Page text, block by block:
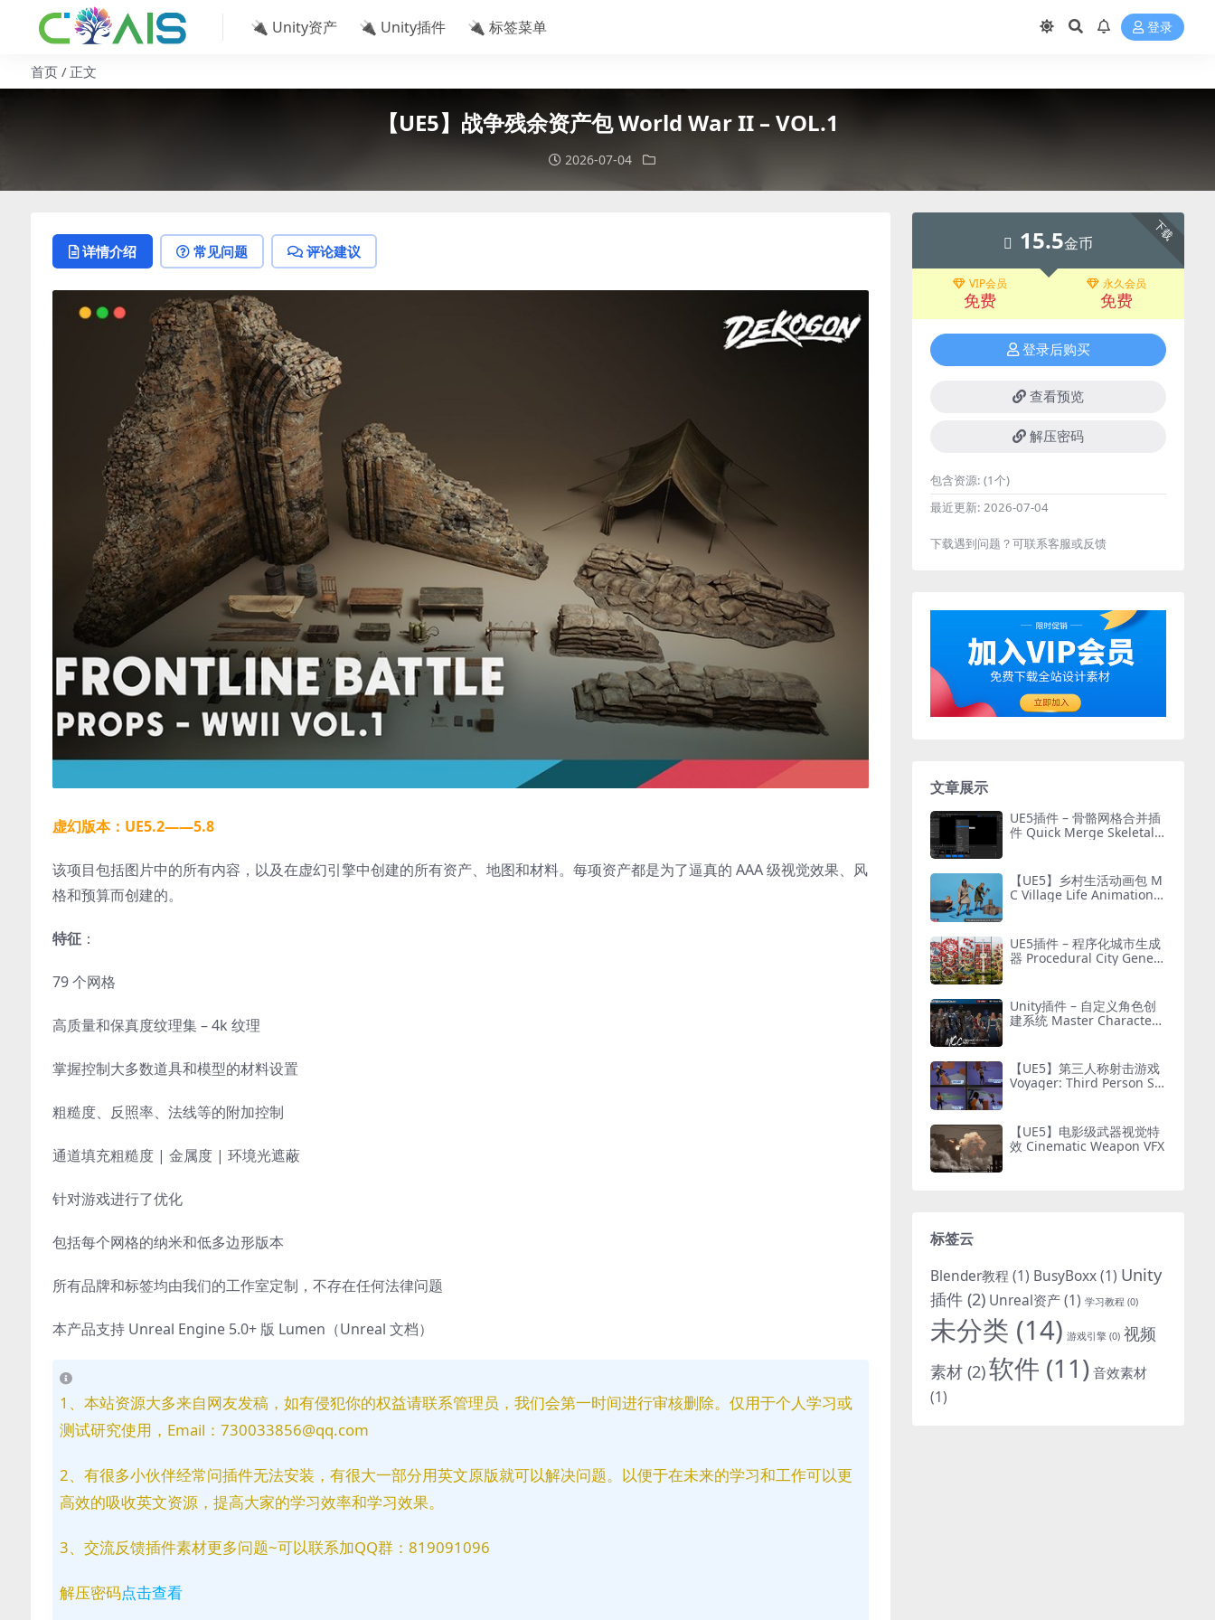
🔌 Unity资产 🔌 Unity插件 🔌 标签菜单 登录
首页 正文
【UE5】战争残余资产包 World War II – VOL.1
2026-07-04
详情介绍 常见问题 评论建议
虚幻版本：UE5.2——5.8
该项目包括图片中的所有内容，以及在虚幻引擎中创建的所有资产、地图和材料。每项资产都是为了逼真的 AAA 级视觉效果、风
格和预算而创建的。
特征 ：
79 个网格
高质量和保真度纹理集 – 4k 纹理
掌握控制大多数道具和模型的材料设置
粗糙度、反照率、法线等的附加控制
通道填充粗糙度 | 金属度 | 环境光遮蔽
针对游戏进行了优化
包括每个网格的纳米和低多边形版本
所有品牌和标签均由我们的工作室定制，不存在任何法律问题
本产品支持 Unreal Engine 5.0+ 版 Lumen（Unreal 文档）
1、本站资源大多来自网友发稿，如有侵犯你的权益请联系管理员，我们会第一时间进行审核删除。仅用于个人学习或
测试研究使用，Email：730033856@qq.com
2、有很多小伙伴经常问插件无法安装，有很大一部分用英文原版就可以解决问题。以便于在未来的学习和工作可以更
高效的吸收英文资源，提高大家的学习效率和学习效果。
3、交流反馈插件素材更多问题~可以联系加QQ群：819091096
解压密码点击查看
下载
15.5金币
VIP会员
免费
永久会员
免费
登录后购买
查看预览
解压密码
包含资源: (1个)
最近更新: 2026-07-04
下载遇到问题？可联系客服或反馈
文章展示
UE5插件 – 骨骼网格合并插
件 Quick Merge Skeletal
【UE5】乡村生活动画包 M
C Village Life Animation P
UE5插件 – 程序化城市生成
器 Procedural City Genera
Unity插件 – 自定义角色创
建系统 Master Character
【UE5】第三人称射击游戏
Voyager: Third Person Sh
【UE5】电影级武器视觉特
效 Cinematic Weapon VFX
标签云
Blender教程 (1) BusyBoxx(1) Unity
插件 (2) Unreal资产(1) 学习教程 (0)
未分类 (14) 游戏引擎 (0) 视频
素材 (2)软件 (11)音效素材
(1)